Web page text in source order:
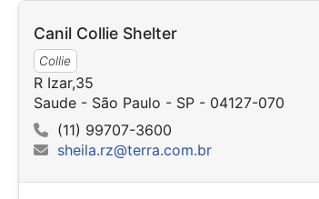
Canil Collie Shelter
Collie
R Izar,35
Saude - São Paulo - SP - 04127-070
(11) 99707-3600
sheila.rz@terra.com.br